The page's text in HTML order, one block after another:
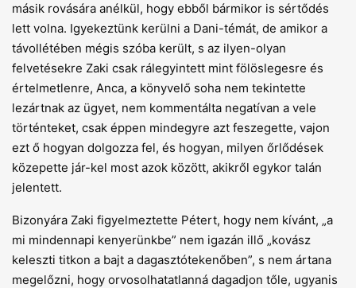
másik rovására anélkül, hogy ebből bármikor is sértődés
lett volna. Igyekeztünk kerülni a Dani-témát, de amikor a
távollétében mégis szóba került, s az ilyen-olyan
felvetésekre Zaki csak rálegyintett mint fölöslegesre és
értelmetlenre, Anca, a könyvelő soha nem tekintette
lezártnak az ügyet, nem kommentálta negatívan a vele
történteket, csak éppen mindegyre azt feszegette, vajon
ezt ő hogyan dolgozza fel, és hogyan, milyen őrlődések
közepette jár-kel most azok között, akikről egykor talán
jelentett.
Bizonyára Zaki figyelmeztette Pétert, hogy nem kívánt, „a
mi mindennapi kenyerünkbe” nem igazán illő „kovász
keleszti titkon a bajt a dagasztótekenőben”, s nem ártana
megelőzni, hogy orvosolhatatlanná dagadjon tőle, ugyanis